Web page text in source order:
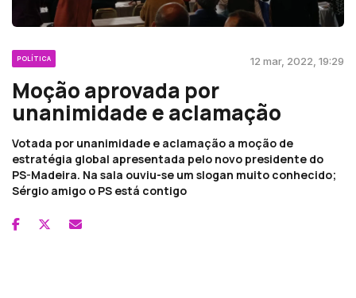
POLÍTICA 12 mar, 2022, 19:29
Moção aprovada por
unanimidade e aclamação
Votada por unanimidade e aclamação a moção de
estratégia global apresentada pelo novo presidente do
PS-Madeira. Na sala ouviu-se um slogan muito conhecido;
Sérgio amigo o PS está contigo